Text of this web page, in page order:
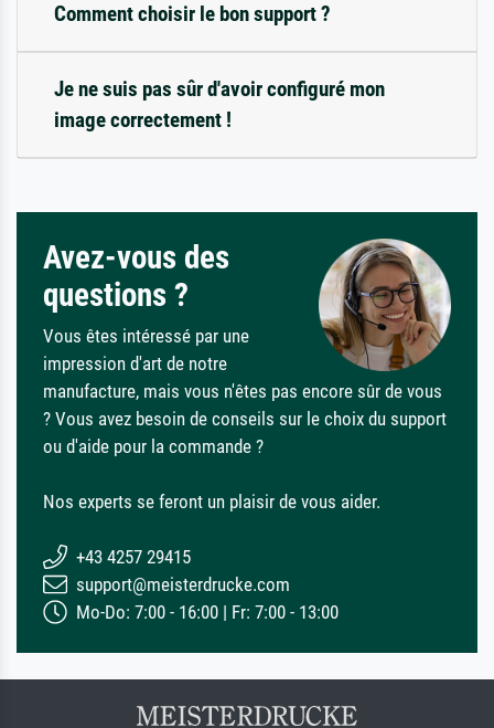
Comment choisir le bon support ?
Je ne suis pas sûr d'avoir configuré mon
image correctement !
Avez-vous des
questions ?
Vous êtes intéressé par une
impression d'art de notre
manufacture, mais vous n'êtes pas encore sûr de vous
? Vous avez besoin de conseils sur le choix du support
ou d'aide pour la commande ?
Nos experts se feront un plaisir de vous aider.
+43 4257 29415
support@meisterdrucke.com
Mo-Do: 7:00 - 16:00 | Fr: 7:00 - 13:00